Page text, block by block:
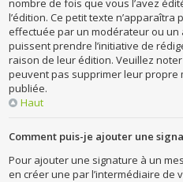
nombre de fois que vous l’avez
l’édition. Ce petit texte n’apparaîtra
effectuée par un modérateur ou un
puissent prendre l’initiative de
raison de leur édition. Veuillez
peuvent pas supprimer leur propre
publiée.
Haut
Comment puis-je ajouter une
Pour ajouter une signature à un
en créer une par l’intermédiaire de